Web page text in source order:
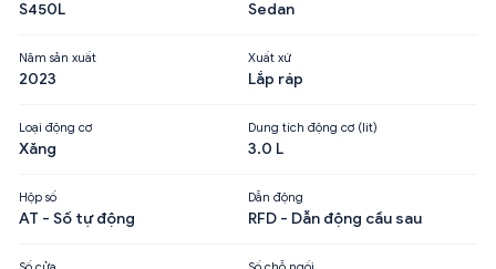
S450L Sedan
Năm sản xuất
2023
Xuất xứ
Lắp ráp
Loại động cơ
Xăng
Dung tích động cơ (lít)
3.0 L
Hộp số
AT - Số tự động
Dẫn động
RFD - Dẫn động cầu sau